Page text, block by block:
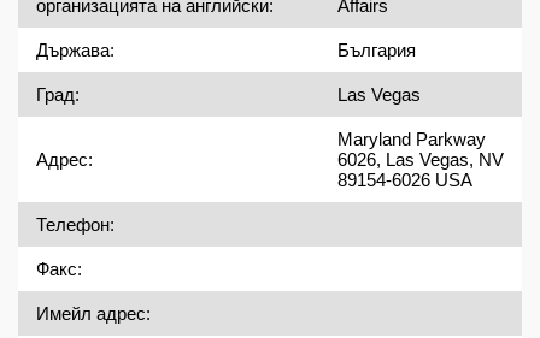
организацията на английски:
Affairs
Държава: България
Град: Las Vegas
Адрес:
Maryland Parkway
6026, Las Vegas, NV
89154-6026 USA
Телефон:
Факс:
Имейл адрес: